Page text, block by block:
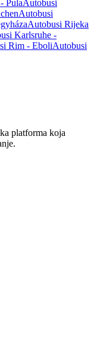
PulaAutobusi
Autobusi
Autobusi Rijeka
Karlsruhe -
Rim - EboliAutobusi
platforma koja